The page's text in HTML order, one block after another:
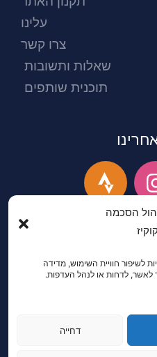
הסכמה
לשיפור חוויית השימוש, מדידה
לדחות או לנהל העדפות.
דחייה
עלינו
צרו קשר
שאלות ותשובות
תוכנית שותפים